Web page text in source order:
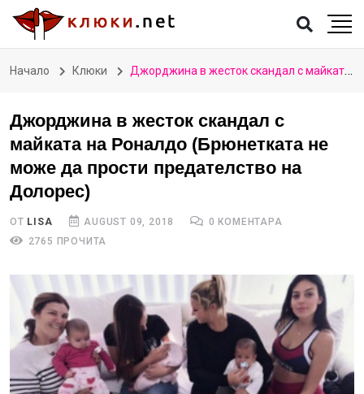
Начало Клюки Джорджина в жесток скандал с майката на Роналдо (Брюнетката не може да прости предателство на Долорес)
Джорджина в жесток скандал с
майката на Роналдо (Брюнетката не
може да прости предателство на
Долорес)
ОТ LISA AUGUST 09, 2018
0 КОМЕНТАРА
2765 ПРОЧИТА